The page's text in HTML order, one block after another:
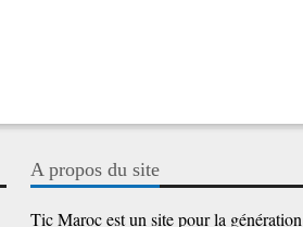
A propos du site
Tic Maroc est un site pour la